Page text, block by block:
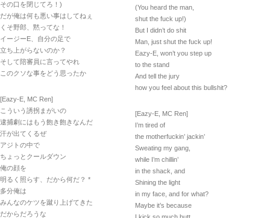
その口を閉じてろ！)
だが俺は何も悪い事はしてねぇ
くそ野郎、黙ってな！
イージーE、自分の足で
立ち上がらないのか？
そして陪審員に言ってやれ
このクソな事をどう思ったか
[Eazy-E, MC Ren]
こういう誘拐まがいの
逮捕劇にはもう飽き飽きなんだ
汗が出てくるぜ
アジトの中で
ちょっとクールダウン
俺の顔を
明るく照らす、だから何だ？ *
多分俺は
みんなのケツを蹴り上げてきた
だからだろうな
(You heard the man,
shut the fuck up!)
But I didn’t do shit
Man, just shut the fuck up!
Eazy-E, won’t you step up
to the stand
And tell the jury
how you feel about this bullshit?
[Eazy-E, MC Ren]
I’m tired of
the motherfuckin’ jackin’
Sweating my gang,
while I’m chillin’
in the shack, and
Shining the light
in my face, and for what?
Maybe it’s because